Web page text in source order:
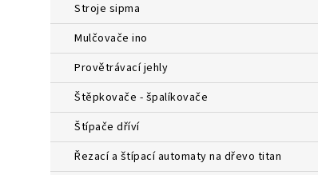
stroje sipma
mulčovače ino
provětrávací jehly
štěpkovače - špalíkovače
štípače dříví
řezací a štípací automaty na dřevo titan